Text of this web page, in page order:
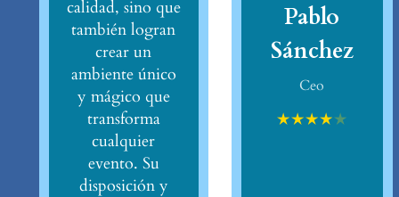
calidad, sino que
también logran
crear un
ambiente único
y mágico que
transforma
cualquier
evento. Su
disposición y
Pablo
Sánchez
Ceo
★★★★★